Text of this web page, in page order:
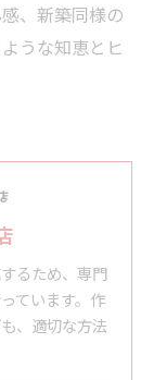
、新築同様の
うな知恵とヒ
るため、専門
ています。作
、適切な方法